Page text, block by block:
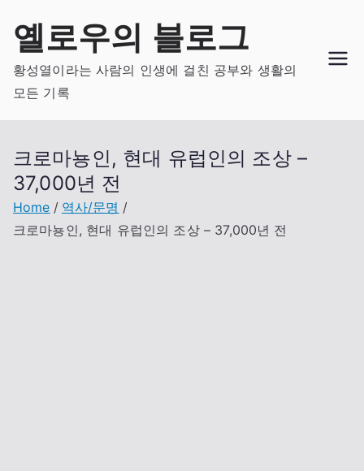
content
옐로우의 블로그
황성열이라는 사람의 인생에 걸친 공부와 생활의
모든 기록
크로마뇽인, 현대 유럽인의 조상 –
37,000년 전
Home
역사/문명
크로마뇽인, 현대 유럽인의 조상 – 37,000년 전